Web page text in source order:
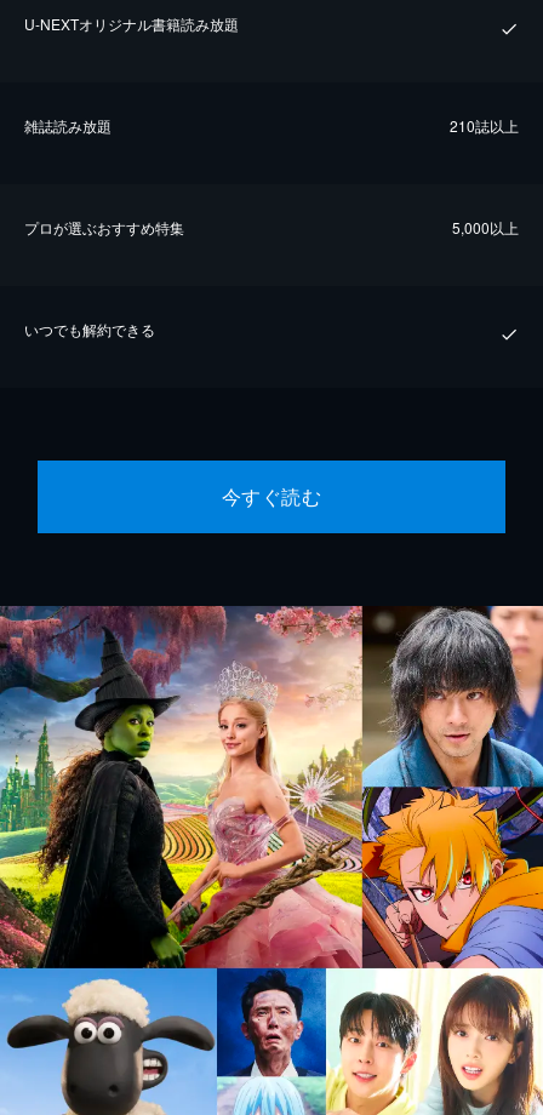
U-NEXTオリジナル書籍読み放題
雑誌読み放題 210誌以上
プロが選ぶおすすめ特集 5,000以上
いつでも解約できる
今すぐ読む